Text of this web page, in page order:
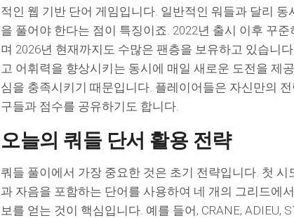
적인 웹 기반 단어 게임입니다. 일반적인 워들과 달리 동
을 풀어야 한다는 점이 특징이죠. 2022년 출시 이후 꾸
며 2026년 현재까지도 수많은 팬층을 보유하고 있습니
고 어휘력을 향상시키는 동시에 매일 새로운 도전을 제
심을 충족시키기 때문입니다. 플레이어들은 자신만의
구들과 점수를 공유하기도 합니다.
오늘의 쿼들 단서 활용 전략
쿼들 풀이에서 가장 중요한 것은 초기 전략입니다. 첫 시
과 자음을 포함하는 단어를 사용하여 네 개의 그리드에
보를 얻는 것이 핵심입니다. 예를 들어, CRANE, ADIEU,